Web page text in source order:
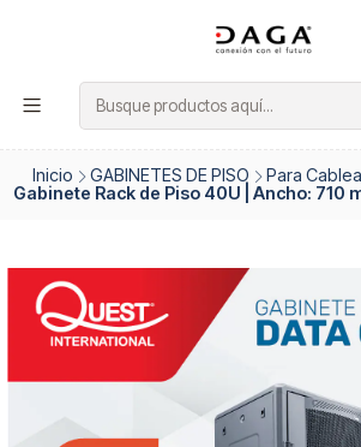
Inicio GABINETES DE PISO
Para
Gabinete Rack de Piso 40U | Ancho: 710